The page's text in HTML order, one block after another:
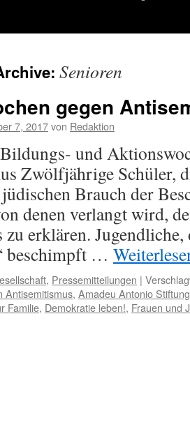
Senioren
gegen
7, 2017von Redaktion
und
Zwölfjährige Schüler,
Brauch der
denen verlangt wird,
erklären.
beschimpft …
, Pressemitteilungen |
Antisemitismus, Amadeu Antonio Stiftung
Familie, Demokratie leben!, Frauen und